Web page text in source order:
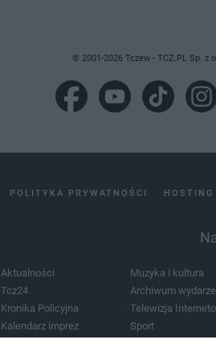
© 2001-2026 Tczew - TCZ.PL Sp. z
POLITYKA PRYWATNOŚCI HOSTING
Aktualności
Tcz24
Kronika Policyjna
Kalendarz imprez
Muzyka i kultura
Archiwum
Telewizja
Sport